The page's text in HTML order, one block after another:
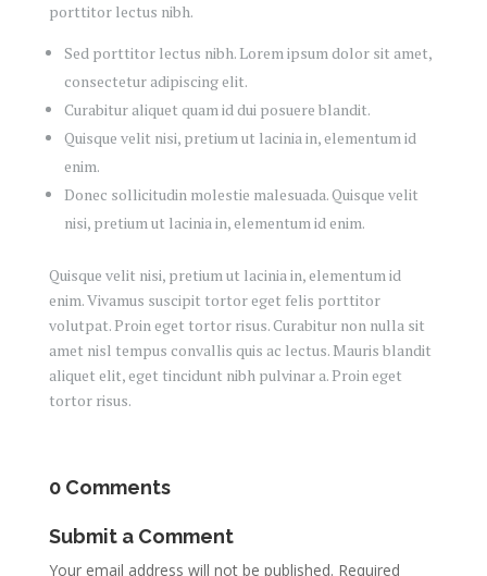
porttitor lectus nibh.
Sed porttitor lectus nibh. Lorem ipsum dolor sit amet,
consectetur adipiscing elit.
Curabitur aliquet quam id dui posuere blandit.
Quisque velit nisi, pretium ut lacinia in, elementum id
enim.
Donec sollicitudin molestie malesuada. Quisque velit
nisi, pretium ut lacinia in, elementum id enim.
Quisque velit nisi, pretium ut lacinia in, elementum id
enim. Vivamus suscipit tortor eget felis porttitor
volutpat. Proin eget tortor risus. Curabitur non nulla sit
amet nisl tempus convallis quis ac lectus. Mauris blandit
aliquet elit, eget tincidunt nibh pulvinar a. Proin eget
tortor risus.
0 Comments
Submit a Comment
Your email address will not be published. Required